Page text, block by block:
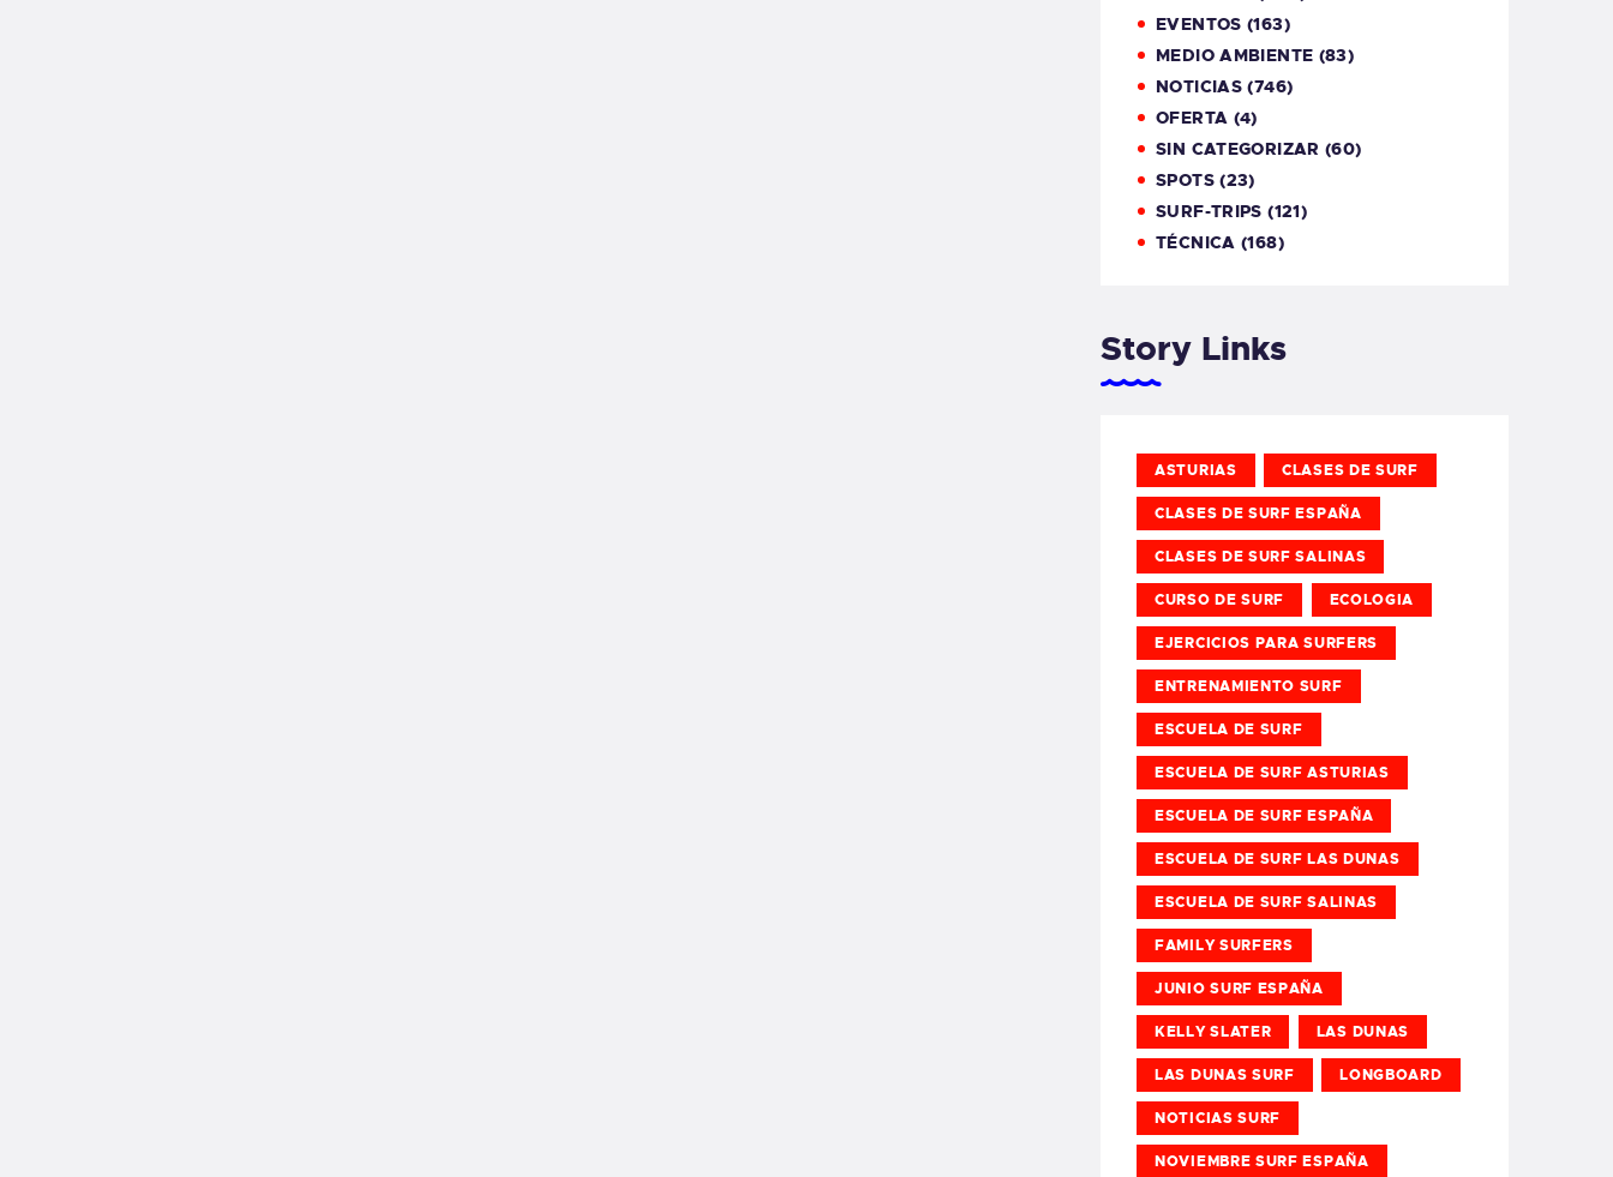
EVENTOS (163)
MEDIO AMBIENTE (83)
NOTICIAS (746)
OFERTA (4)
SIN CATEGORIZAR (60)
SPOTS(23)
SURF-TRIPS (121)
TÉCNICA (168)
Story Links
ASTURIAS CLASES DE SURF
CLASES DE SURF ESPAÑA
CLASES DE SURF SALINAS
CURSO DE SURF ECOLOGIA
EJERCICIOS PARA SURFERS
ENTRENAMIENTO SURF
ESCUELA DE SURF
ESCUELA DE SURF ASTURIAS
ESCUELA DE SURF ESPAÑA
ESCUELA DE SURF LAS DUNAS
ESCUELA DE SURF SALINAS
FAMILY SURFERS
JUNIO SURF ESPAÑA
KELLY SLATER LAS DUNAS
LAS DUNAS SURF LONGBOARD
NOTICIAS SURF
NOVIEMBRE SURF ESPAÑA